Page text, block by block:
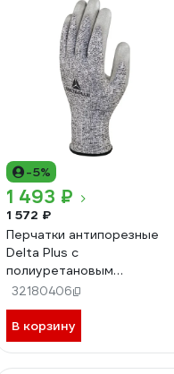
-5%
1 493 ₽
1 572 ₽
Перчатки антипорезные
Delta Plus с
полиуретановым
покрытием VENICUTD08
размер 6, упаковка из 3-х
пар VECUTD08GRG306
32180406
В корзину